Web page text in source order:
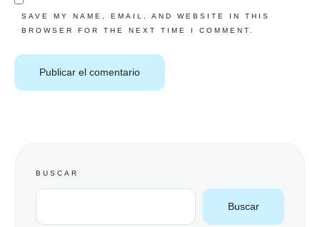
SAVE MY NAME, EMAIL, AND WEBSITE IN THIS
BROWSER FOR THE NEXT TIME I COMMENT.
BUSCAR
Buscar